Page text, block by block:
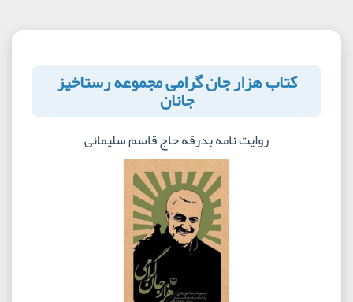
کتاب هزار جان گرامی مجموعه رستاخیز
جانان
روایت نامه بدرقه حاج قاسم سلیمانی